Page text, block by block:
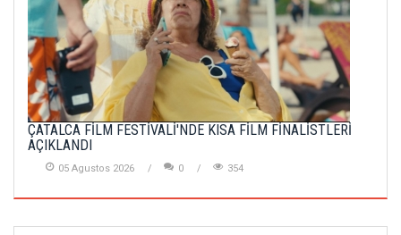
ÇATALCA FİLM FESTİVALİ'NDE KISA FİLM FİNALİSTLERİ
AÇIKLANDI
05 Agustos 2026 0 354